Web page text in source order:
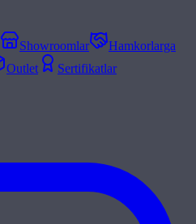
Showroomlar
Hamkorlarga
Outlet
Sertifikatlar